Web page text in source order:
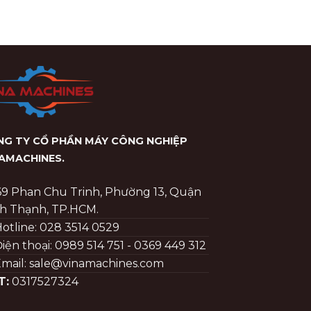
TY CỔ PHẦN MÁY CÔNG NGHIỆP
.
Phan Chu Trinh, Phường 13, Quận
Thạnh, TP.HCM.
028 3514 0529
thoại: 0989 514 751 - 0369 449 312
sale@vinamachines.com
0317527324